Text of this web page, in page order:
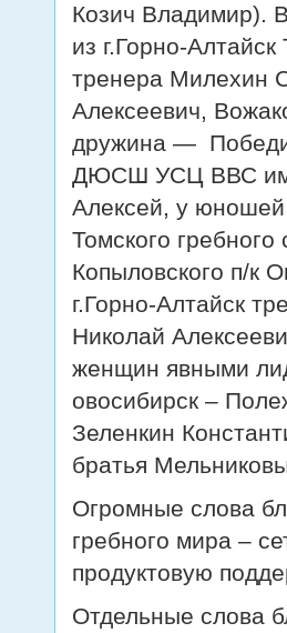
Козич Владимир).
из г.Горно-
тренера Милехин
Алексеевич,
дружина —
ДЮСШ УСЦ ВВС
Алексей, у
Томского
Копыловского п/к
г.Горно-Алтайск
Николай
женщин явными
овосибирск –
Зеленкин
братья
Огромные слова
гребного мира –
продуктовую
Отдельные слова